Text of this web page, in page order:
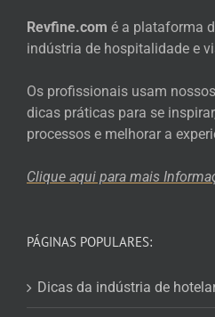
Revfine.com é a plataforma
indústria de hospitalidade e
Os profissionais usam
dicas práticas para se
processos e melhorar a
Clique aqui para mais
PÁGINAS POPULARES:
Dicas da indústria de